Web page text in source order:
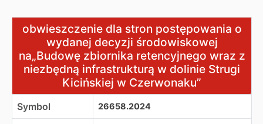
obwieszczenie dla stron postępowania o wydanej
obwieszczenie dla stron postępowania o
wydanej decyzji środowiskowej
na„Budowę zbiornika retencyjnego wraz z
niezbędną infrastrukturą w dolinie Strugi
Kicińskiej w Czerwonaku”
Symbol 26658.2024